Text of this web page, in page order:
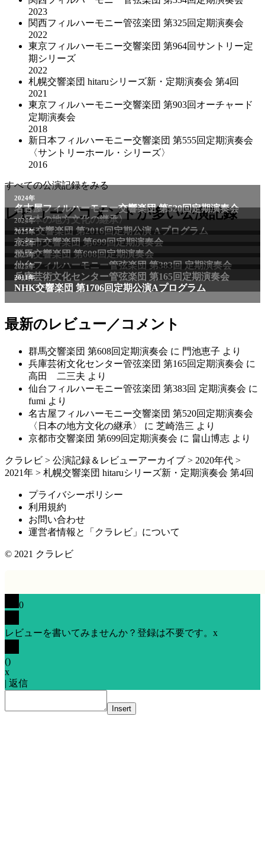
2023
関西フィルハーモニー管弦楽団 第325回定期演奏会
2022
東京フィルハーモニー交響楽団 第964回サントリー定
期シリーズ
2022
札幌交響楽団 hitaruシリーズ新・定期演奏会 第4回
2021
東京フィルハーモニー交響楽団 第903回オーチャード
定期演奏会
2018
新日本フィルハーモニー交響楽団 第555回定期演奏会
〈サントリーホール・シリーズ〉
2016
すべての公演記録をみる
レビュー／コメントが多い公演記録
2024年
名古屋フィルハーモニー交響楽団 第520回定期演奏会
〈日本の地方文化の継承〉
2024年
NHK交響楽団 第2016回定期公演 Aプログラム
2025年
京都市交響楽団 第699回定期演奏会
2025年
群馬交響楽団 第608回定期演奏会
2025年
仙台フィルハーモニー管弦楽団 第383回 定期演奏会
2025年
兵庫芸術文化センター管弦楽団 第165回定期演奏会
2011年
NHK交響楽団 第1706回定期公演Aプログラム
最新のレビュー／コメント
群馬交響楽団 第608回定期演奏会 に 門池恵子 より
兵庫芸術文化センター管弦楽団 第165回定期演奏会 に
高田 二三夫 より
仙台フィルハーモニー管弦楽団 第383回 定期演奏会 に
fumi より
名古屋フィルハーモニー交響楽団 第520回定期演奏会
〈日本の地方文化の継承〉
に 芝崎浩三 より
京都市交響楽団 第699回定期演奏会 に 畠山博志 より
クラレビ > 公演記録＆レビューアーカイブ > 2020年代 >
2021年 > 札幌交響楽団 hitaruシリーズ新・定期演奏会 第4回
プライバシーポリシー
利用規約
お問い合わせ
運営者情報と「クラレビ」について
© 2021 クラレビ
0
レビューを書いてみませんか？登録は不要です。 x
()
x
| 返信
Insert